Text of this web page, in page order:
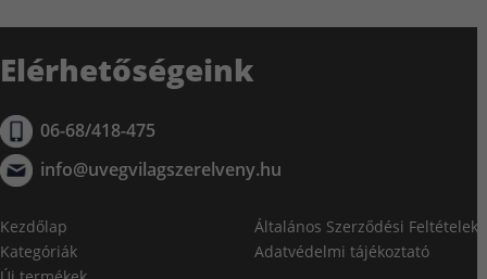
Elérhetőségeink
06-68/418-475
info@uvegvilagszerelveny.hu
Kezdőlap
Kategóriák
Általános Szerződési Feltételek
Adatvédelmi tájékoztató